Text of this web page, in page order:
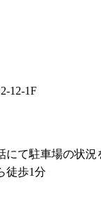
12-1F
にて駐車場の状
徒歩1分